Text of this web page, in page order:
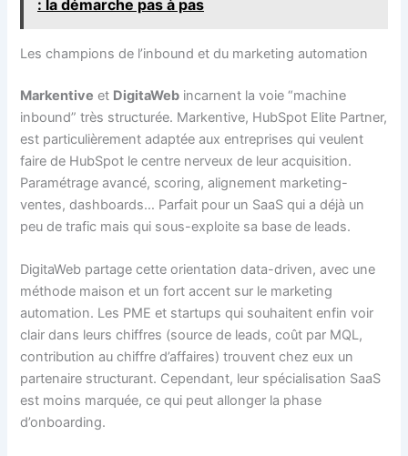
: la démarche pas à pas
Les champions de l’inbound et du marketing automation
Markentive et DigitaWeb incarnent la voie “machine
inbound” très structurée. Markentive, HubSpot Elite Partner,
est particulièrement adaptée aux entreprises qui veulent
faire de HubSpot le centre nerveux de leur acquisition.
Paramétrage avancé, scoring, alignement marketing-
ventes, dashboards… Parfait pour un SaaS qui a déjà un
peu de trafic mais qui sous-exploite sa base de leads.
DigitaWeb partage cette orientation data-driven, avec une
méthode maison et un fort accent sur le marketing
automation. Les PME et startups qui souhaitent enfin voir
clair dans leurs chiffres (source de leads, coût par MQL,
contribution au chiffre d’affaires) trouvent chez eux un
partenaire structurant. Cependant, leur spécialisation SaaS
est moins marquée, ce qui peut allonger la phase
d’onboarding.